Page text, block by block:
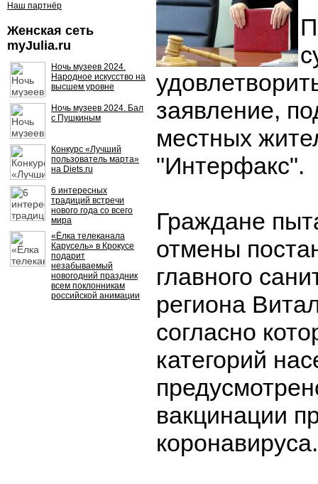
Наш партнёр
Женская сеть
myJulia.ru
Ночь музеев 2024.
Народное искусство на
высшем уровне
Ночь музеев 2024. Бал
с Пушкиным
Конкурс «Лучший
пользователь марта»
на Diets.ru
6 интересных
традиций встречи
нового года со всего
мира
«Ёлка телеканала
Карусель» в Крокусе
подарит
незабываемый
новогодний праздник
всем поклонникам
российской анимации
заявление,
местных
"Интерфакс".
Граждане
отмены
главного
региона
согласно
категорий
вакцинации
коронавируса.